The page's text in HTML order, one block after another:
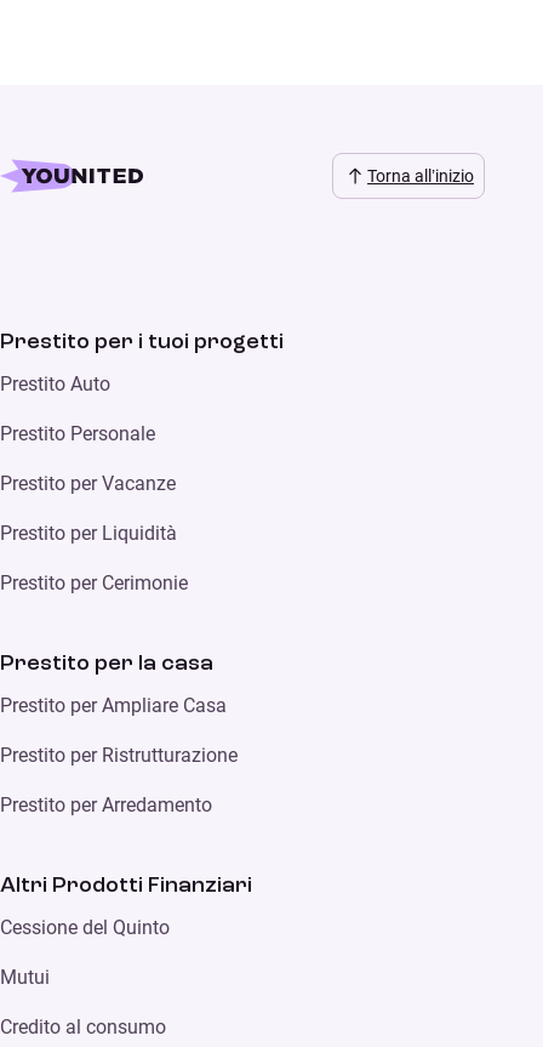
Torna all’inizio
Prestito per i tuoi progetti
Prestito Auto
Prestito Personale
Prestito per Vacanze
Prestito per Liquidità
Prestito per Cerimonie
Prestito per la casa
Prestito per Ampliare Casa
Prestito per Ristrutturazione
Prestito per Arredamento
Altri Prodotti Finanziari
Cessione del Quinto
Mutui
Credito al consumo